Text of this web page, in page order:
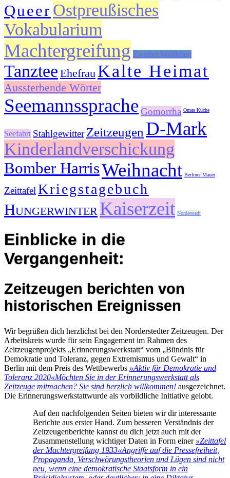
Queer Ostpreußisches
Vokabularium
Machtergreifung Zweiter Weltkrieg
Tanztee Ehefrau Kalte Heimat
Aussterbende Wörter
SeemannsspracheGomorrha Omas Küche
Seefahrt Stahlgewitter Zeitzeugen D-Mark
Kinderlandverschickung
Bomber HarrisWeihnacht Berliner Mauer
Zeittafel Kriegstagebuch
HungerwinterKaiserzeit Norderstedt
Einblicke in die
Vergangenheit:
Zeitzeugen berichten von
historischen Ereignissen
Wir begrüßen dich herzlichst bei den Norderstedter Zeitzeugen. Der
Arbeitskreis wurde für sein Engagement im Rahmen des
Zeitzeugenprojekts „Erinnerungswerkstatt“ vom „Bündnis für
Demokratie und Toleranz, gegen Extremismus und Gewalt“ in
Berlin mit dem Preis des Wettbewerbs »Aktiv für Demokratie und
Toleranz 2020«Möchten Sie in der Erinnerungswerkstatt als
Zeitzeuge mitmachen? Sie sind herzlich willkommen! ausgezeichnet.
Die Erinnerungswerkstattwurde als vorbildliche Initiative gelobt.
Auf den nachfolgenden Seiten bieten wir dir interessante
Berichte aus erster Hand. Zum besseren Verständnis der
Zeitzeugenberichte kannst du dich jetzt auch mit der
Zusammenstellung wichtiger Daten in Form einer »Zeittafel
der Machtergreifung 1933«Angriffe auf die Pressefreiheit,
Propaganda, Verschwörungstheorien und Lügen sind nicht
neu, wenn eine demokratische Staatsform in ein